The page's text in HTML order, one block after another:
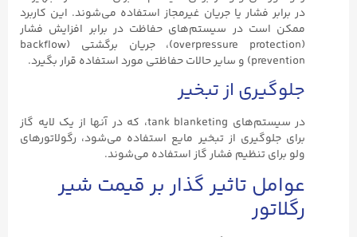
در برابر فشار یا جریان غیرمجاز استفاده می‌شوند. این کاربرد
ممکن است در سیستم‌های حفاظت در برابر افزایش فشار
(overpressure protection)، جریان برگشتی (backflow
prevention) و سایر حالات حفاظتی مورد استفاده قرار بگیرد.
جلوگیری از تبخیر
در سیستم‌های tank blanketing، که در آنها از یک لایه گاز
برای جلوگیری از تبخیر مایع استفاده می‌شود، رگولاتورهای
ولو برای تنظیم فشار گاز استفاده می‌شوند.
عوامل تاثیر گذار بر قیمت شیر
رگلاتور